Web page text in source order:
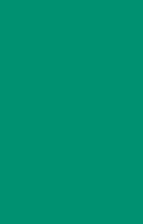
sein,
hat auch